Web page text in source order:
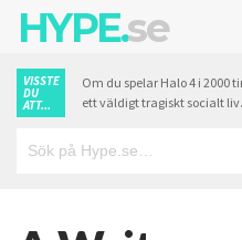
HYPE.se
VISSTE
DU
ATT...
Om du spelar Halo 4 i
ett väldigt tragiskt socialt liv.